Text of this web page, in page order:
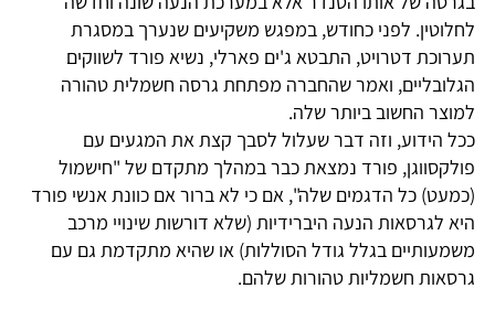
לחלוטין. לפני כחודש, במפגש משקיעים שנערך במסגרת
תערוכת דטרויט, התבטא ג'ים פארלי, נשיא פורד לשווקים
הגלובליים, ואמר שהחברה מפתחת גרסה חשמלית טהורה
למוצר החשוב ביותר שלה.
ככל הידוע, וזה דבר שעלול לסבך קצת את המגעים עם
פולקסווגן, פורד נמצאת כבר במהלך מתקדם של "חישמול
(כמעט) כל הדגמים שלה", אם כי לא ברור אם כוונת אנשי פורד
היא לגרסאות הנעה היברידיות (שלא דורשות שינויי מרכב
משמעותיים בגלל גודל הסוללות) או שהיא מתקדמת גם עם
גרסאות חשמליות טהורות שלהם.